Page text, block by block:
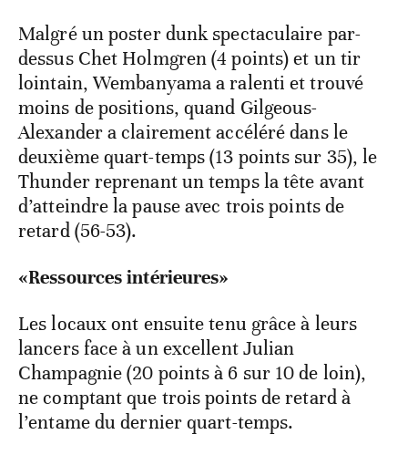
Malgré un poster dunk spectaculaire par-
dessus Chet Holmgren (4 points) et un tir
lointain, Wembanyama a ralenti et trouvé
moins de positions, quand Gilgeous-
Alexander a clairement accéléré dans le
deuxième quart-temps (13 points sur 35), le
Thunder reprenant un temps la tête avant
d’atteindre la pause avec trois points de
retard (56-53).
«Ressources intérieures»
Les locaux ont ensuite tenu grâce à leurs
lancers face à un excellent Julian
Champagnie (20 points à 6 sur 10 de loin),
ne comptant que trois points de retard à
l’entame du dernier quart-temps.